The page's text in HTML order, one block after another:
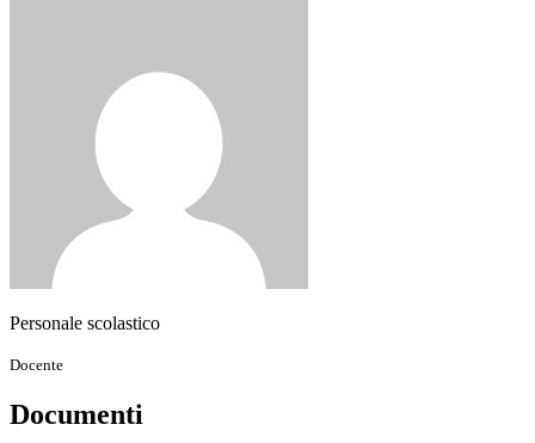
Personale scolastico
Docente
Documenti